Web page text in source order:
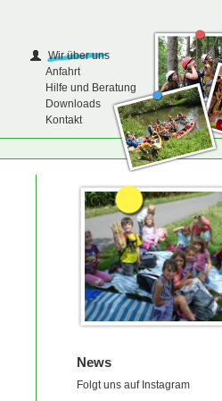
Wir über uns
Anfahrt
Hilfe und Beratung
Downloads
Kontakt
News
Folgt uns auf Instagram